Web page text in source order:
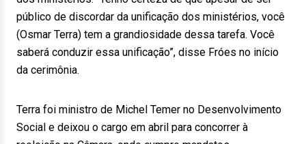
público de discordar da unificação dos ministérios, você
(Osmar Terra) tem a grandiosidade dessa tarefa. Você
saberá conduzir essa unificação”, disse Fróes no início
da cerimônia.
Terra foi ministro de Michel Temer no Desenvolvimento
Social e deixou o cargo em abril para concorrer à